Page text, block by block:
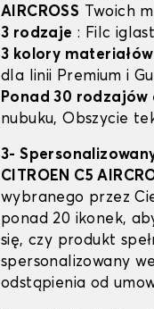
AIRCROSS Twoich
3 rodzaje : Filc
3 kolory materiałów
dla linii Premium i
Ponad 30 rodzajów
nubuku, Obszycie
3-
CITROEN C5
wybranego przez
ponad 20 ikonek,
się, czy produkt
spersonalizowany
odstąpienia od